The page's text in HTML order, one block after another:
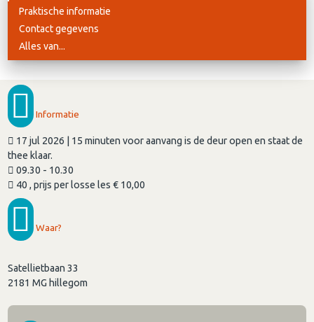
Praktische informatie
Contact gegevens
Alles van...
Informatie
17 jul 2026 | 15 minuten voor aanvang is de deur open en staat de
thee klaar.
09.30 - 10.30
40 , prijs per losse les € 10,00
Waar?
Satellietbaan 33
2181 MG hillegom